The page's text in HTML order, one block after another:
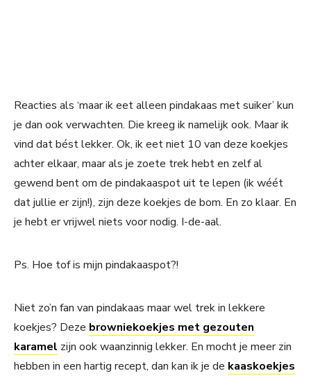
Reacties als ‘maar ik eet alleen pindakaas met suiker’ kun
je dan ook verwachten. Die kreeg ik namelijk ook. Maar ik
vind dat bést lekker. Ok, ik eet niet 10 van deze koekjes
achter elkaar, maar als je zoete trek hebt en zelf al
gewend bent om de pindakaaspot uit te lepen (ik wéét
dat jullie er zijn!), zijn deze koekjes de bom. En zo klaar. En
je hebt er vrijwel niets voor nodig. I-de-aal.
Ps. Hoe tof is mijn pindakaaspot?!
Niet zo’n fan van pindakaas maar wel trek in lekkere
koekjes? Deze browniekoekjes met gezouten
karamel zijn ook waanzinnig lekker. En mocht je meer zin
hebben in een hartig recept, dan kan ik je de kaaskoekjes